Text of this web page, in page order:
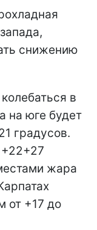
снижению
в
на юге будет
градусов.
жара
от +17 до